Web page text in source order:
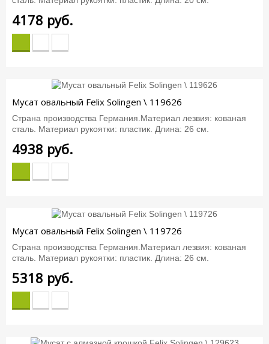
4178 руб.
Мусат овальный Felix Solingen \ 119626
Страна производства Германия.Материал лезвия: кованая
сталь. Материал рукоятки: пластик. Длина: 26 см.
4938 руб.
Мусат овальный Felix Solingen \ 119726
Страна производства Германия.Материал лезвия: кованая
сталь. Материал рукоятки: пластик. Длина: 26 см.
5318 руб.